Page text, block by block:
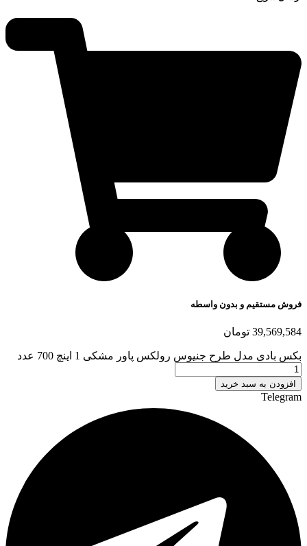
فروش مستقیم و بدون واسطه
39,569,584 تومان
بکس بادی مدل طرح جنیوس رولکس پاور مشکی 1 اینچ 700 عدد
افزودن به سبد خرید
Telegram